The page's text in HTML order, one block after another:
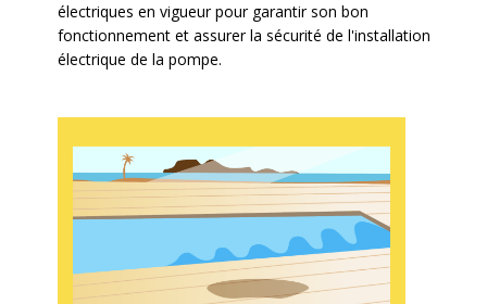
électriques en vigueur pour garantir son bon
fonctionnement et assurer la sécurité de l'installation
électrique de la pompe.